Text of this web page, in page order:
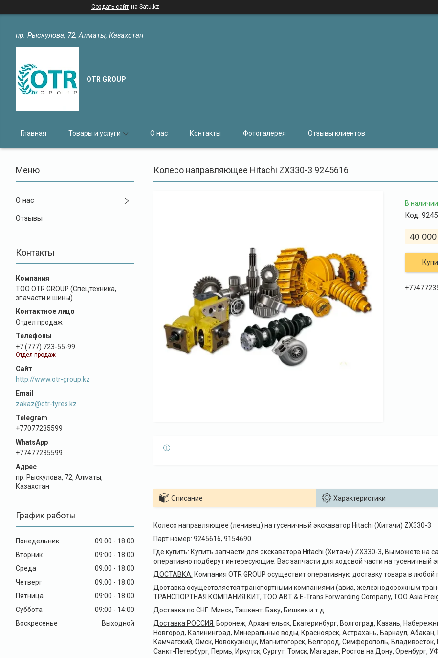
Создать сайт на Satu.kz
пр. Рыскулова, 72, Алматы, Казахстан
OTR GROUP
Главная Товары и услуги О нас Контакты Фотогалерея Отзывы клиентов
О нас
Отзывы
Контакты
ТОО OTR GROUP (Спецтехника,
зпачасти и шины)
Отдел продаж
+7 (777) 723-55-99
Отдел продаж
http://www.otr-group.kz
zakaz@otr-tyres.kz
+77077235599
+77477235599
пр. Рыскулова, 72, Алматы,
Казахстан
График работы
Понедельник 09:00
18:00
Вторник
09:00
18:00
Среда
09:00
18:00
Четверг
09:00
18:00
Пятница
09:00
18:00
Суббота
09:00
14:00
Воскресенье
Выходной
Колесо направляющее Hitachi ZX330-3 9245616
В наличии
Код:
40
Описание Характеристики
Колесо направляющее (ленивец) на гусеничный экскаватор Hitachi (Хитачи) ZX330-3
Парт номер: 9245616, 9154690
Где купить: Купить запчасти для экскаватора Hitachi (Хитачи) ZX330-3, Вы можете на
оперативно подберут интересующие, Вас запчасти для ходовой части на гусеничный
ДОСТАВКА: Компания OTR GROUP осуществит оперативную доставку товара в любой
Доставка осуществляется транспортными компаниями (авиа, железнодорожным
ТРАНСПОРТНАЯ КОМПАНИЯ КИТ, ТОО ABT & E-Trans Forwarding Company, ТОО Asia
Доставка по СНГ: Минск, Ташкент, Баку, Бишкек и т.д.
Доставка РОССИЯ: Воронеж, Архангельск, Екатеринбург, Волгоград, Казань,
Новгород, Калининград, Минеральные воды, Красноярск, Астрахань, Барнаул,
Камчатский, Омск, Новокузнецк, Магнитогорск, Белгород, Симферополь,
Санкт-Петербург, Пермь, Иркутск, Сургут, Томск, Магадан, Ростов на Дону, Оренбург,